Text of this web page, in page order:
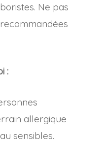
Ne pas
:
allergique
sensibles.